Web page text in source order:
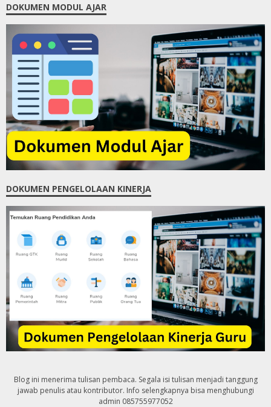
DOKUMEN MODUL AJAR
DOKUMEN PENGELOLAAN KINERJA
Blog ini menerima tulisan pembaca. Segala isi tulisan menjadi tanggung
jawab penulis atau kontributor. Info selengkapnya bisa menghubungi
admin 085755977052